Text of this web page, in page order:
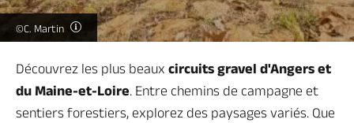
Brochures & Cartes Offices de tourisme Ecrivez-nous
©C. Martin
Découvrez les plus beaux circuits gravel d'Angers et
du Maine-et-Loire. Entre chemins de campagne et
sentiers forestiers, explorez des paysages variés. Que